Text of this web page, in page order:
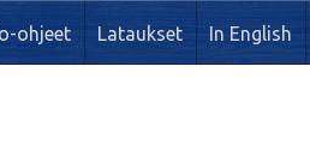
ohjeet Lataukset In English